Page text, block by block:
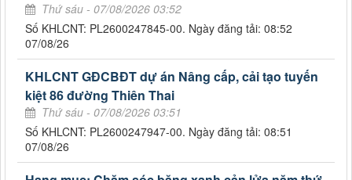
Thứ sáu - 07/08/2026 03:52
Số KHLCNT: PL2600247845-00. Ngày đăng tải: 08:52
07/08/26
KHLCNT GĐCBĐT dự án Nâng cấp, cải tạo tuyến
kiệt 86 đường Thiên Thai
Thứ sáu - 07/08/2026 03:51
Số KHLCNT: PL2600247947-00. Ngày đăng tải: 08:51
07/08/26